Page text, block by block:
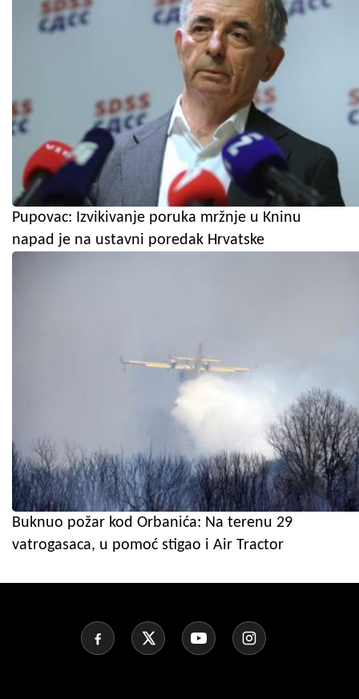
Pupovac: Izvikivanje poruka mržnje u Kninu
napad je na ustavni poredak Hrvatske
Buknuo požar kod Orbanića: Na terenu 29
vatrogasaca, u pomoć stigao i Air Tractor